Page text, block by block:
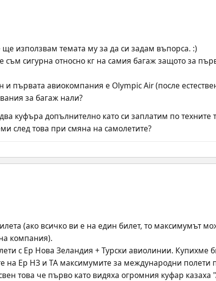
използвам темата му за да си задам въпорса. :)
сигурна относно кг на самия багаж защото за
първата авиокомпания е Olympic Air (после
за багаж нали?
куфъра допълнително като си заплатим по техните
след това при смяна на самолетите?
(ако всичко ви е на един билет, то максимумът
компания).
с Ер Нова Зеландия + Турски авиолинии. Купихме
на Ер НЗ и ТА максимумите за международни полети
това че първо като видяха огромния куфар казаха